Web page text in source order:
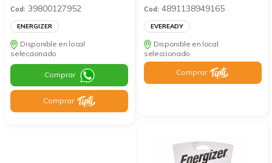
Cod: 39800127952
ENERGIZER
Disponible en local
seleccionado
Comprar
Comprar
Cod: 4891138949165
EVEREADY
Disponible en local
seleccionado
Comprar